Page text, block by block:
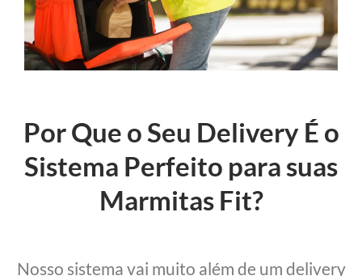
Por Que o Seu Delivery É o
Sistema Perfeito para suas
Marmitas Fit?
Nosso sistema vai muito além de um delivery